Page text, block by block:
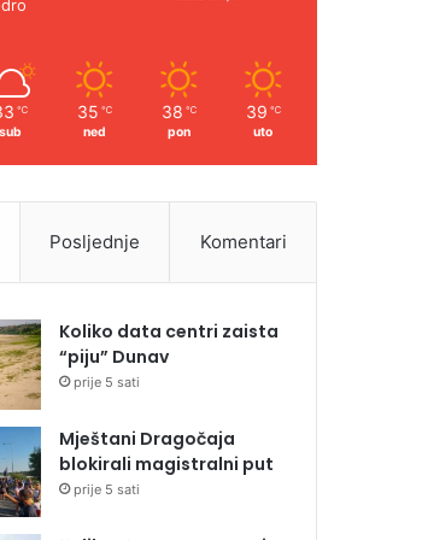
℃
sub
35 ℃
ned
38 ℃
pon
39 ℃
uto
Posljednje Komentari
Koliko data centri zaista
“piju” Dunav
prije 5 sati
Mještani Dragočaja
blokirali magistralni put
prije 5 sati